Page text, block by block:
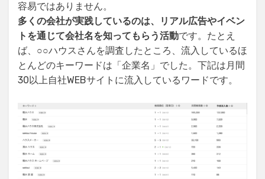
容易ではありません。
多くの会社が実践しているのは、リアル広告やイベン
トを通じて会社名を知ってもらう活動です。たとえ
ば、○○ハウスさんを調査したところ、流入しているほ
とんどのキーワードは「企業名」でした。下記は月間
30以上自社WEBサイトに流入しているワードです。